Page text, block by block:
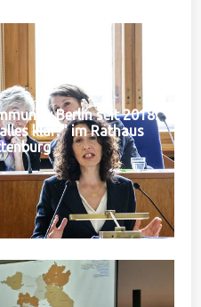
Berlin seit 2018:
klar?" im Rathaus